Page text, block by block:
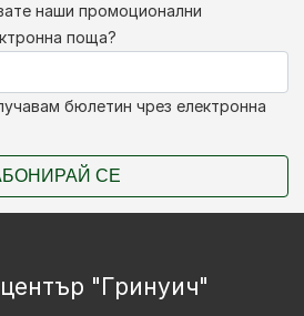
наши промоционални
поща?
бюлетин чрез електронна
СЕ
"Гринуич"